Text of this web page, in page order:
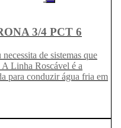
3/4 PCT 6
de sistemas que
A Linha Roscável é a
para conduzir água fria em